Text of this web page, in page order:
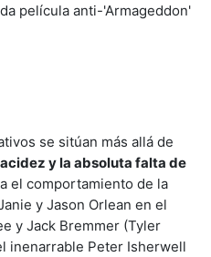
se sitúan más allá de
y la absoluta falta de
el comportamiento de la
y Jason Orlean en el
y Jack Bremmer (Tyler
inenarrable Peter Isherwell